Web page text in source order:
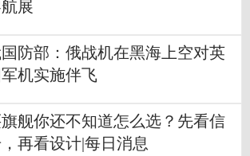
展
防部：俄战机在黑海上空对英
军机实施伴飞
舰你还不知道怎么选？先看信
再看设计|每日消息